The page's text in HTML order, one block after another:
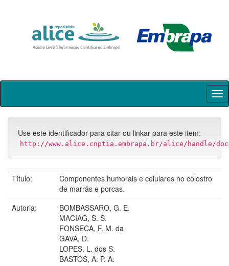
Skip
Use este identificador para citar ou linkar para este item:
http://www.alice.cnptia.embrapa.br/alice/handle/doc/
Título:
Componentes humorais e celulares no colostro
de marrãs e porcas.
Autoria:
BOMBASSARO, G. E.
MACIAG, S. S.
FONSECA, F. M. da
GAVA, D.
LOPES, L. dos S.
BASTOS, A. P. A.